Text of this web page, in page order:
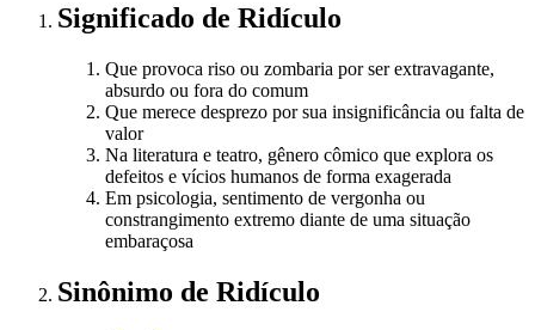
Significado de Ridículo
Que provoca riso ou zombaria por ser extravagante,
absurdo ou fora do comum
Que merece desprezo por sua insignificância ou falta de
valor
Na literatura e teatro, gênero cômico que explora os
defeitos e vícios humanos de forma exagerada
Em psicologia, sentimento de vergonha ou
constrangimento extremo diante de uma situação
embaraçosa
Sinônimo de Ridículo